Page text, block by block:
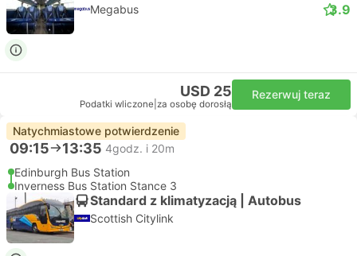
Megabus 3.9
USD 25
Podatki wliczone za osobę dorosłą
Rezerwuj teraz
Natychmiastowe potwierdzenie
09:15 13:35 4godz. i 20m
Edinburgh Bus Station
Inverness Bus Station Stance 3
Standard z klimatyzacją | Autobus
Scottish Citylink